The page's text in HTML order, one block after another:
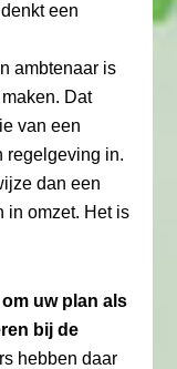
denkt een
ambtenaar is
Dat
van een
regelgeving in.
dan een
in omzet. Het is
uw plan als
bij de
hebben daar